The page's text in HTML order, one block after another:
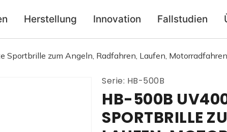
Herstellung Innovation Fallstudien
Sportbrille zum Angeln, Radfahren, Laufen, Motorradfahren
Serie: HB-500B
HB-500B
SPORTBRILLE